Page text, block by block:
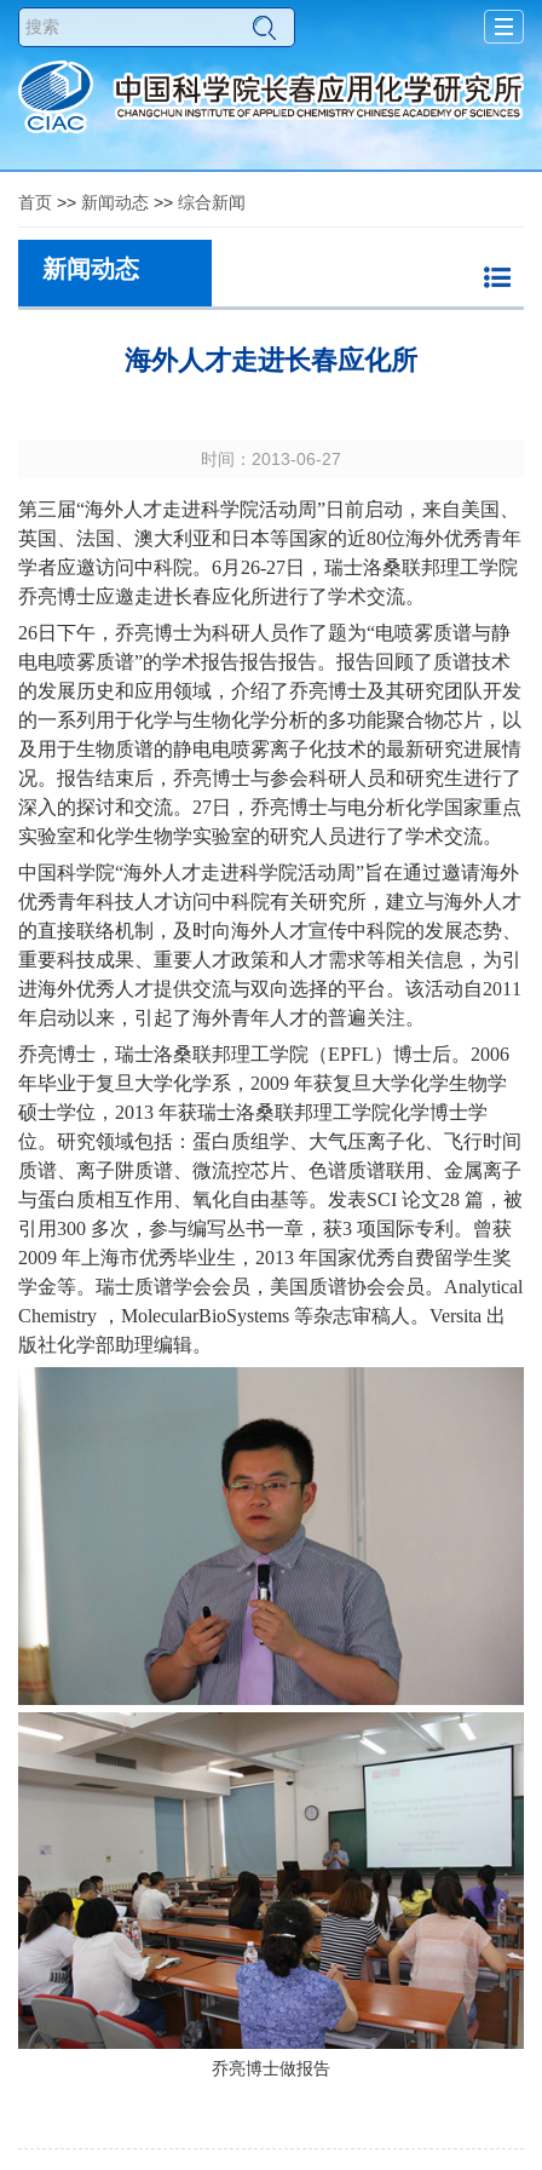
首页 >> 新闻动态 >> 综合新闻
新闻动态
海外人才走进长春应化所
时间：2013-06-27
第三届“海外人才走进科学院活动周”日前启动，来自美国、
英国、法国、澳大利亚和日本等国家的近80位海外优秀青年
学者应邀访问中科院。6月26-27日，瑞士洛桑联邦理工学院
乔亮博士应邀走进长春应化所进行了学术交流。
26日下午，乔亮博士为科研人员作了题为“电喷雾质谱与静
电电喷雾质谱”的学术报告报告报告。报告回顾了质谱技术
的发展历史和应用领域，介绍了乔亮博士及其研究团队开发
的一系列用于化学与生物化学分析的多功能聚合物芯片，以
及用于生物质谱的静电电喷雾离子化技术的最新研究进展情
况。报告结束后，乔亮博士与参会科研人员和研究生进行了
深入的探讨和交流。27日，乔亮博士与电分析化学国家重点
实验室和化学生物学实验室的研究人员进行了学术交流。
中国科学院“海外人才走进科学院活动周”旨在通过邀请海外
优秀青年科技人才访问中科院有关研究所，建立与海外人才
的直接联络机制，及时向海外人才宣传中科院的发展态势、
重要科技成果、重要人才政策和人才需求等相关信息，为引
进海外优秀人才提供交流与双向选择的平台。该活动自2011
年启动以来，引起了海外青年人才的普遍关注。
乔亮博士，瑞士洛桑联邦理工学院（EPFL）博士后。2006
年毕业于复旦大学化学系，2009 年获复旦大学化学生物学
硕士学位，2013 年获瑞士洛桑联邦理工学院化学博士学
位。研究领域包括：蛋白质组学、大气压离子化、飞行时间
质谱、离子阱质谱、微流控芯片、色谱质谱联用、金属离子
与蛋白质相互作用、氧化自由基等。发表SCI 论文28 篇，被
引用300 多次，参与编写丛书一章，获3 项国际专利。曾获
2009 年上海市优秀毕业生，2013 年国家优秀自费留学生奖
学金等。瑞士质谱学会会员，美国质谱协会会员。Analytical
Chemistry ，MolecularBioSystems 等杂志审稿人。Versita 出
版社化学部助理编辑。
乔亮博士做报告